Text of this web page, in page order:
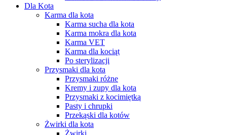
Dla Kota
Karma dla kota
Karma sucha dla kota
Karma mokra dla kota
Karma VET
Karma dla kociąt
Po sterylizacji
Przysmaki dla kota
Przysmaki różne
Kremy i zupy dla kota
Przysmaki z kocimiętką
Pasty i chrupki
Przekąski dla kotów
Żwirki dla kota